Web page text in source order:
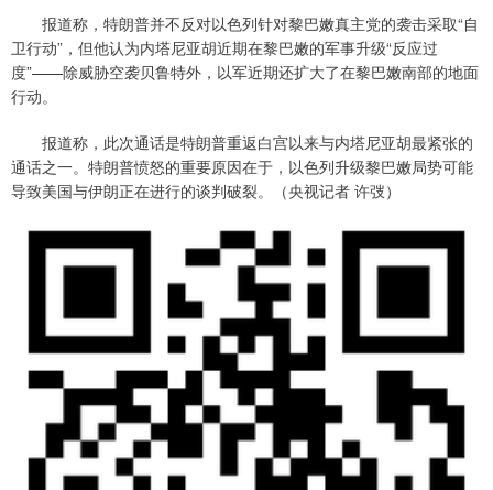
报道称，特朗普并不反对以色列针对黎巴嫩真主党的袭击采取“自
卫行动”，但他认为内塔尼亚胡近期在黎巴嫩的军事升级“反应过
度”——除威胁空袭贝鲁特外，以军近期还扩大了在黎巴嫩南部的地面
行动。
报道称，此次通话是特朗普重返白宫以来与内塔尼亚胡最紧张的
通话之一。特朗普愤怒的重要原因在于，以色列升级黎巴嫩局势可能
导致美国与伊朗正在进行的谈判破裂。（央视记者 许弢）